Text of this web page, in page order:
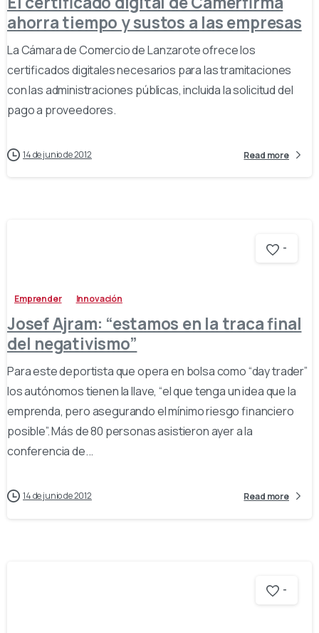
ahorra tiempo y sustos a las empresas
La Cámara de Comercio de Lanzarote ofrece los
certificados digitales necesarios para las tramitaciones
con las administraciones públicas, incluida la solicitud del
pago a proveedores.
14 de junio de 2012 Read more
-
Emprender Innovación
Josef Ajram: “estamos en la traca final
del negativismo”
Para este deportista que opera en bolsa como “day trader”
los autónomos tienen la llave, “el que tenga un idea que la
emprenda, pero asegurando el mínimo riesgo financiero
posible”. Más de 80 personas asistieron ayer a la
conferencia de...
14 de junio de 2012 Read more
-